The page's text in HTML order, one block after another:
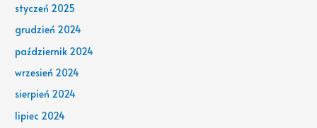
styczeń 2025
grudzień 2024
październik 2024
wrzesień 2024
sierpień 2024
lipiec 2024